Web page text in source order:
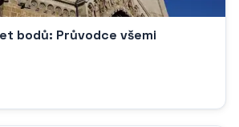
bodů: Průvodce všemi